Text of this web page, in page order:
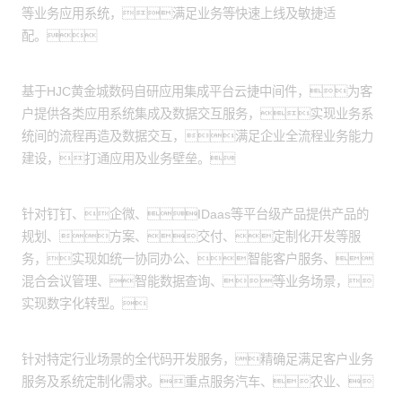
等业务应用系统，满足业务等快速上线及敏捷适
配。
基于HJC黄金城数码自研应用集成平台云捷中间件，为客
户提供各类应用系统集成及数据交互服务，实现业务系
统间的流程再造及数据交互，满足企业全流程业务能力
建设，打通应用及业务壁垒。
针对钉钉、企微、IDaas等平台级产品提供产品的
规划、方案、交付、定制化开发等服
务，实现如统一协同办公、智能客户服务、
混合会议管理、智能数据查询、等业务场景，
实现数字化转型。
针对特定行业场景的全代码开发服务，精确足满足客户业务
服务及系统定制化需求。重点服务汽车、农业、